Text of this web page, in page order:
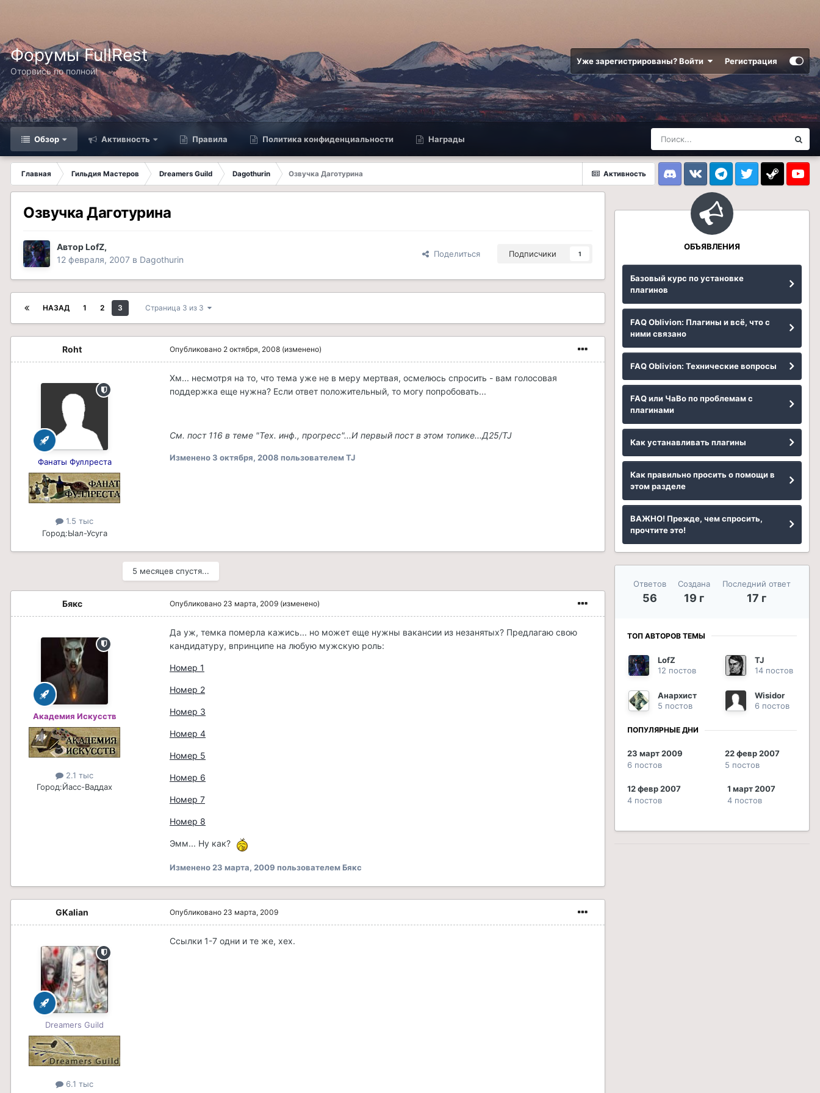
Форумы FullRest
Оторвись по полной!
Уже зарегистрированы? Войти Регистрация
Обзор Активность Правила Политика конфиденциальности Награды
Активность
Главная Гильдия Мастеров Dreamers Guild Dagothurin
Озвучка Даготурина
DiscordVK TelegramTwitter Steam
Озвучка Даготурина
АвторLofZ,
12 февраля, 2007 в Dagothurin
Поделиться Подписчики 1
НАЗАД 1 2 3 Страница 3 из 3
Roht
Фанаты Фуллреста
1.5 тыс
Город:Ыал-Усуга
Опубликовано 2 октября, 2008 (изменено)
Хм... несмотря на то, что тема уже не в меру мертвая, осмелюсь спросить - вам голосовая
поддержка еще нужна? Если ответ положительный, то могу попробовать...
См. пост 116 в теме "Тех. инф., прогресс"...И первый пост в этом топике...Д25/TJ
Изменено3 октября, 2008 пользователем TJ
5 месяцев спустя...
Бякс
Академия Искусств
2.1 тыс
Город:Йасс-Ваддах
Опубликовано 23 марта, 2009 (изменено)
Да уж, темка померла кажись... но может еще нужны вакансии из незанятых? Предлагаю свою
кандидатуру, впринципе на любую мужскую роль:
Номер 1
Номер 2
Номер 3
Номер 4
Номер 5
Номер 6
Номер 7
Номер 8
Эмм... Ну как?
Изменено 23 марта, 2009 пользователем Бякс
GKalian
Dreamers Guild
6.1 тыс
Опубликовано 23 марта, 2009
Ссылки 1-7 одни и те же, хех.
ОБЪЯВЛЕНИЯ
Базовый курс по установке
плагинов
FAQ Oblivion: Плагины и всё, что с
ними связано
FAQ Oblivion: Технические вопросы
FAQ или ЧаВо по проблемам с
плагинами
Как устанавливать плагины
Как правильно просить о помощи в
этом разделе
ВАЖНО! Прежде, чем спросить,
прочтите это!
Ответов
56
Создана
19 г
Последний ответ
17 г
ТОП АВТОРОВ ТЕМЫ
LofZ
12 постов
TJ
14 постов
Анархист
5 постов
Wisidor
6 постов
ПОПУЛЯРНЫЕ ДНИ
23 март 2009
6 постов
22 февр 2007
5 постов
12 февр 2007
4 постов
1 март 2007
4 постов